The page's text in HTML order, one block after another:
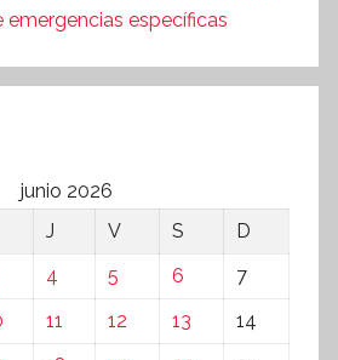
específicas
junio 2026
J V S
D
4 5 6
7
11 12 13
14